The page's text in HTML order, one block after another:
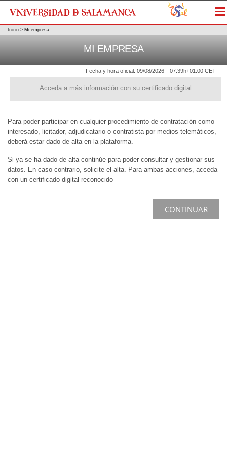
Fecha y hora oficial: 09/08/2026 07:39h+01:00 CET
Acceda a más información con su certificado digital
Inicio > Mi empresa
MI EMPRESA
Para poder participar en cualquier procedimiento de contratación como
interesado, licitador, adjudicatario o contratista por medios telemáticos,
deberá estar dado de alta en la plataforma.
Si ya se ha dado de alta continúe para poder consultar y gestionar sus
datos. En caso contrario, solicite el alta. Para ambas acciones, acceda
con un certificado digital reconocido
CONTINUAR